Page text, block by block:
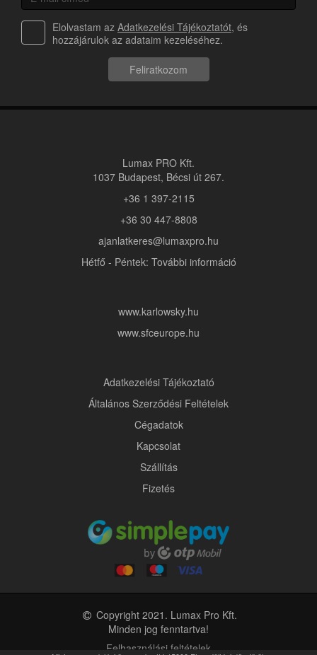
Elolvastam az Adatkezelési Tájékoztatót, és
hozzájárulok az adataim kezeléséhez.
Feliratkozom
Lumax PRO Kft.
1037 Budapest, Bécsi út 267.
+36 1 397-2115
+36 30 447-8808
ajanlatkeres@lumaxpro.hu
Hétfő - Péntek: További információ
www.karlowsky.hu
www.sfceurope.hu
Adatkezelési Tájékoztató
Általános Szerződési Feltételek
Cégadatok
Kapcsolat
Szállítás
Fizetés
Copyright 2021. Lumax Pro Kft.
Minden jog fenntartva!
Felhasználási feltételek